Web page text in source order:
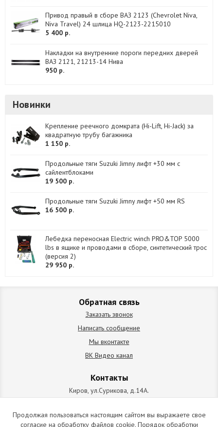
Привод правый в сборе ВАЗ 2123 (Chevrolet Niva,
Niva Travel) 24 шлица HQ-2123-2215010
5 400 р.
Накладки на внутренние пороги передних дверей
ВАЗ 2121, 21213-14 Нива
950 р.
Новинки
Крепление реечного домкрата (Hi-Lift, Hi-Jack) за
квадратную трубу багажника
1 150 р.
Продольные тяги Suzuki Jimny лифт +30 мм с
сайлентблоками
19 500 р.
Продольные тяги Suzuki Jimny лифт +50 мм RS
16 500 р.
Лебедка переносная Electric winch PRO&TOP 5000
lbs в ящике и проводами в сборе, синтетический трос
(версия 2)
29 950 р.
Обратная связь
Заказать звонок
Написать сообщение
Мы вконтакте
ВК Видео канал
Контакты
Киров, ул.Сурикова, д.14А.
схема проезда
+7 (912) 827-92-55
Продолжая пользоваться настоящим сайтом вы выражаете свое
согласие на обработку файлов cookie. Порядок обработки